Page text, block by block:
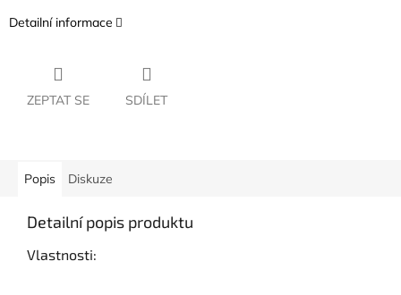
Detailní informace
ZEPTAT SE SDÍLET
Popis Diskuze
Detailní popis produktu
Vlastnosti: